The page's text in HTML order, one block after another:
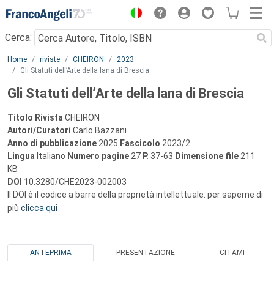
Menu
Cerca:
Main content
Home riviste CHEIRON
2023
Gli Statuti dell’Arte della lana di Brescia
Gli Statuti dell’Arte della lana di Brescia
Titolo Rivista CHEIRON
Autori/Curatori Carlo Bazzani
Anno di pubblicazione 2025 Fascicolo 2023/2
Lingua Italiano Numero pagine 27 P. 37-63 Dimensione file 211
KB
DOI 10.3280/CHE2023-002003
Il DOI è il codice a barre della proprietà intellettuale: per saperne di
più clicca qui
ANTEPRIMA PRESENTAZIONE CITAMI